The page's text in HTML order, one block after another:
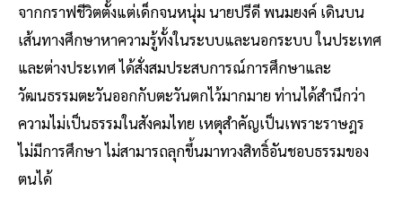
จากกราฟชีวิตตั้งแต่เด็กจนหนุ่ม นายปรีดี พนมยงค์ เดินบน
เส้นทางศึกษาหาความรู้ทั้งในระบบและนอกระบบ ในประเทศ
และต่างประเทศ ได้สั่งสมประสบการณ์การศึกษาและ
วัฒนธรรมตะวันออกกับตะวันตกไว้มากมาย ท่านได้สำนึกว่า
ความไม่เป็นธรรมในสังคมไทย เหตุสำคัญเป็นเพราะราษฎร
ไม่มีการศึกษา ไม่สามารถลุกขึ้นมาทวงสิทธิ์อันชอบธรรมของ
ตนได้